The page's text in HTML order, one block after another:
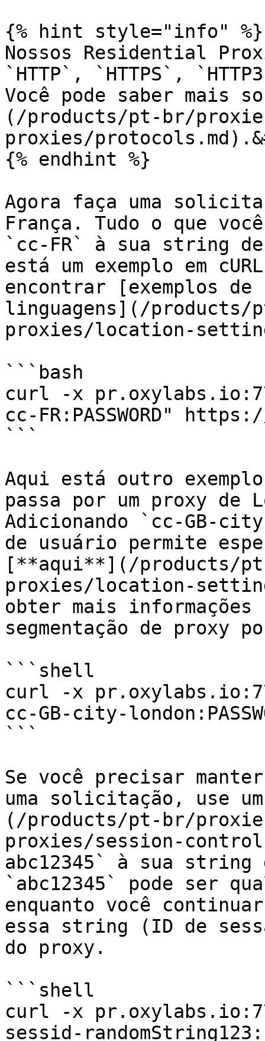
{% hint style="info" %}
Nossos Residential
`HTTP`, `HTTPS`,
Você pode saber mais
(/products/pt-br/
proxies/
{% endhint %}
Agora faça uma
França. Tudo o que
`cc-FR` à sua string
está um exemplo em
encontrar [exemplos de
linguagens](/
proxies/location-
```bash
curl -x
cc-FR:PASSWORD"
```
Aqui está outro
passa por um proxy de
Adicionando `cc-GB-
de usuário permite
[**aqui**](/products/
proxies/location-
obter mais informações
segmentação de proxy
```shell
curl -x
cc-GB-city-
```
Se você precisar
uma solicitação, use
(/products/pt-br/
proxies/session-
abc12345` à sua string
`abc12345` pode ser
enquanto você
essa string (ID de
do proxy.
```shell
curl -x
sessid-